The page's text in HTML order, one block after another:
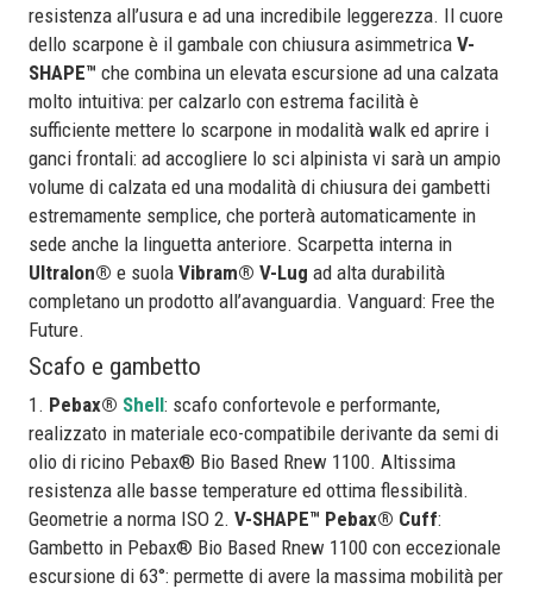
resistenza all’usura e ad una incredibile leggerezza. Il cuore
dello scarpone è il gambale con chiusura asimmetrica V-
SHAPE™ che combina un elevata escursione ad una calzata
molto intuitiva: per calzarlo con estrema facilità è
sufficiente mettere lo scarpone in modalità walk ed aprire i
ganci frontali: ad accogliere lo sci alpinista vi sarà un ampio
volume di calzata ed una modalità di chiusura dei gambetti
estremamente semplice, che porterà automaticamente in
sede anche la linguetta anteriore. Scarpetta interna in
Ultralon® e suola Vibram® V-Lug ad alta durabilità
completano un prodotto all’avanguardia. Vanguard: Free the
Future.
Scafo e gambetto
1. Pebax® Shell: scafo confortevole e performante,
realizzato in materiale eco-compatibile derivante da semi di
olio di ricino Pebax® Bio Based Rnew 1100. Altissima
resistenza alle basse temperature ed ottima flessibilità.
Geometrie a norma ISO 2. V-SHAPE™ Pebax® Cuff:
Gambetto in Pebax® Bio Based Rnew 1100 con eccezionale
escursione di 63°: permette di avere la massima mobilità per